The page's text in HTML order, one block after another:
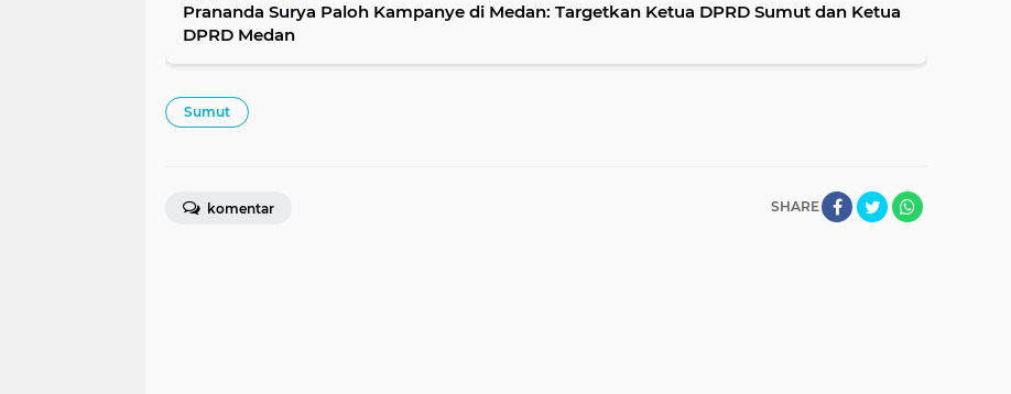
Prananda Surya Paloh Kampanye di Medan: Targetkan Ketua DPRD Sumut dan Ketua
DPRD Medan
Sumut
SHARE
komentar